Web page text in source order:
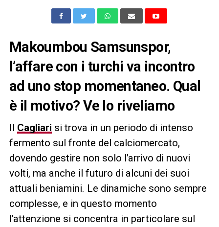
Makoumbou Samsunspor,
l’affare con i turchi va incontro
ad uno stop momentaneo. Qual
è il motivo? Ve lo riveliamo
Il Cagliari si trova in un periodo di intenso
fermento sul fronte del calciomercato,
dovendo gestire non solo l’arrivo di nuovi
volti, ma anche il futuro di alcuni dei suoi
attuali beniamini. Le dinamiche sono sempre
complesse, e in questo momento
l’attenzione si concentra in particolare sul